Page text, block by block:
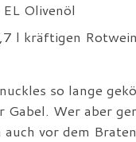
Olivenöl
l kräftigen Rotwein
so lange
Gabel. Wer aber
vor dem